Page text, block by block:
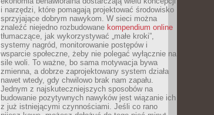
i narzędzi, które pomagają projektować środowisko
sprzyjające dobrym nawykom. W sieci można
znaleźć niejedno rozbudowane kompendium online
tłumaczące, jak wykorzystywać „małe kroki”,
systemy nagród, monitorowanie postępów i
wsparcie społeczne, żeby nie polegać wyłącznie na
sile woli. To ważne, bo sama motywacja bywa
zmienna, a dobrze zaprojektowany system działa
nawet wtedy, gdy chwilowo brak nam zapału.
Jednym z najskuteczniejszych sposobów na
budowanie pozytywnych nawyków jest wiązanie ich
z już istniejącymi czynnościami. Jeśli co rano